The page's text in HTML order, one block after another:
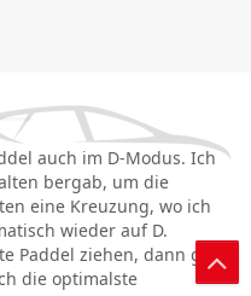
auch im D-Modus. Ich
bergab, um die
eine Kreuzung, wo ich
wieder auf D.
Paddel ziehen, dann geht
die optimalste